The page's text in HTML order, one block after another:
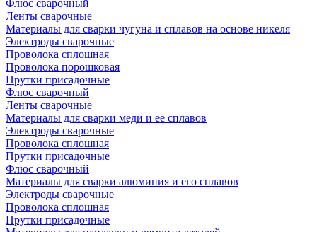
Флюс сварочный
Ленты сварочные
Материалы для сварки чугуна и сплавов на основе никеля
Электроды сварочные
Проволока сплошная
Проволока порошковая
Прутки присадочные
Флюс сварочный
Ленты сварочные
Материалы для сварки меди и ее сплавов
Электроды сварочные
Проволока сплошная
Прутки присадочные
Флюс сварочный
Материалы для сварки алюминия и его сплавов
Электроды сварочные
Проволока сплошная
Прутки присадочные